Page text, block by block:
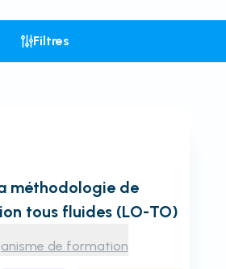
Filtres
méthodologie de
tous fluides (LO-TO)
de formation